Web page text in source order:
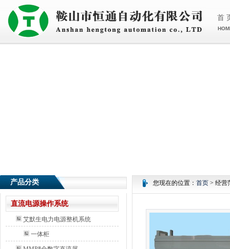
首
产品分类
直流电源操作系统
艾默生电力电源整机系统
一体柜
您现在的位置： 首页 > 经营